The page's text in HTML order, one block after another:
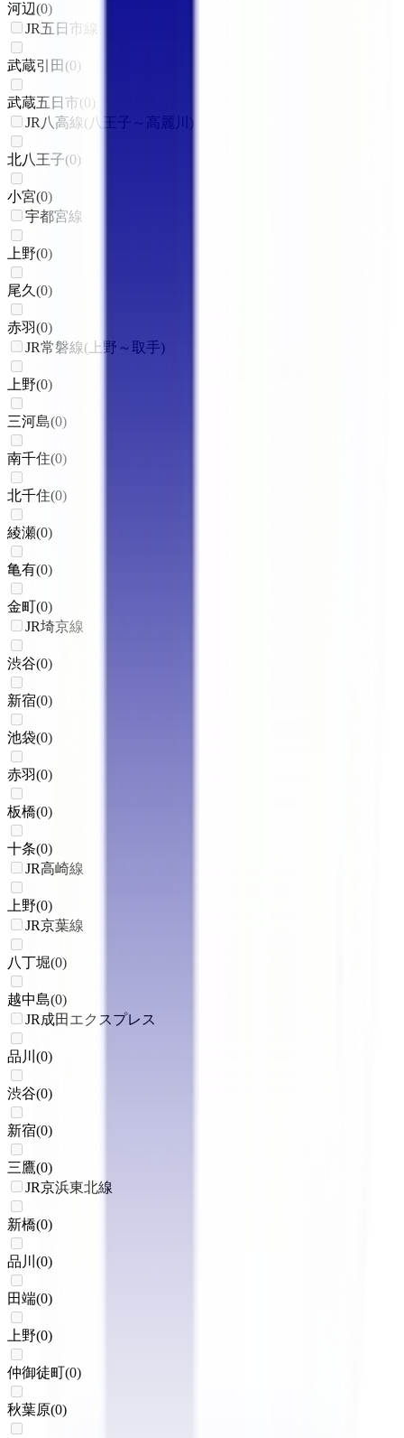
河辺(0)
JR五日市線
武蔵引田 (0)
武蔵五日市(0 )
JR八高線(八王子～高麗川)
北八王子(0)
小宮(0)
宇都宮線
上野(0)
尾久 (0)
赤羽(0)
JR常磐線(上野～取手)
上野(0)
三河島(0)
南千住(0)
北千住(0)
綾瀬(0)
亀有(0)
金町(0)
JR埼京線
渋谷(0)
新宿(0)
池袋(0)
赤羽(0)
板橋(0)
十条(0)
JR高崎線
上野(0)
JR京葉線
八丁堀(0)
越中島(0)
JR成田エクスプレス
品川 (0)
渋谷(0)
新宿(0)
三鷹(0)
JR京浜東北線
新橋(0)
品川 (0)
田端(0)
上野(0)
仲御徒町(0)
秋葉原(0)